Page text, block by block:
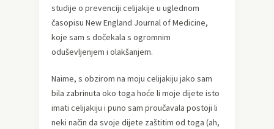
studije o prevenciji celijakije u uglednom
časopisu New England Journal of Medicine,
koje sam s dočekala s ogromnim
oduševljenjem i olakšanjem.
Naime, s obzirom na moju celijakiju jako sam
bila zabrinuta oko toga hoće li moje dijete isto
imati celijakiju i puno sam proučavala postoji li
neki način da svoje dijete zaštitim od toga (ah,